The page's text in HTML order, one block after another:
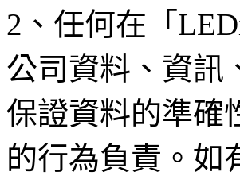
2、任何在「
公司資料、資訊
保證資料的準確
的行為負責。如